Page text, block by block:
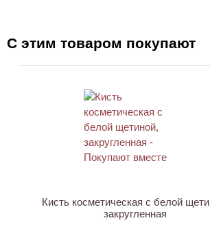
С этим товаром покупают
Кисть косметическая с белой
закругленная